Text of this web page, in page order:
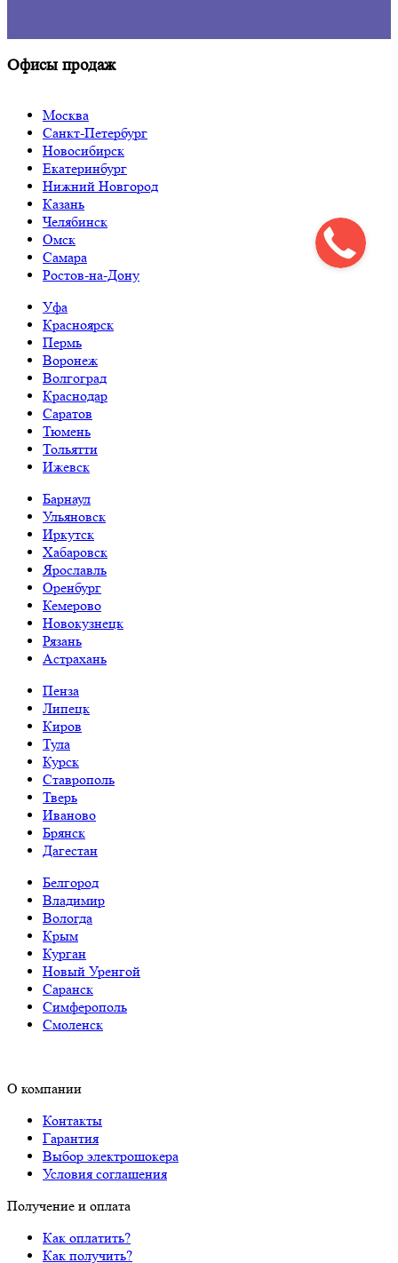
Офисы продаж
Москва
Санкт-Петербург
Новосибирск
Екатеринбург
Нижний Новгород
Казань
Челябинск
Омск
Самара
Ростов-на-Дону
Уфа
Красноярск
Пермь
Воронеж
Волгоград
Краснодар
Саратов
Тюмень
Тольятти
Ижевск
Барнаул
Ульяновск
Иркутск
Хабаровск
Ярославль
Оренбург
Кемерово
Новокузнецк
Рязань
Астрахань
Пенза
Липецк
Киров
Тула
Курск
Ставрополь
Тверь
Иваново
Брянск
Дагестан
Белгород
Владимир
Вологда
Крым
Курган
Новый Уренгой
Саранск
Симферополь
Смоленск
О компании
Контакты
Гарантия
Выбор электрошокера
Условия соглашения
Получение и оплата
Как оплатить?
Как получить?